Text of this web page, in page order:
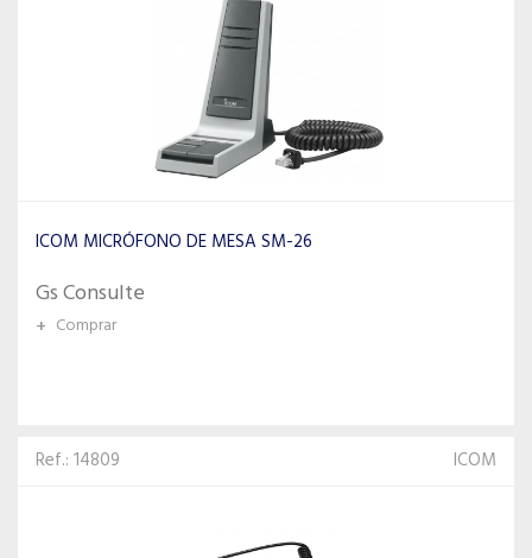
ICOM MICRÓFONO DE MESA SM-26
Gs Consulte
+ Comprar
Ref.: 14809 ICOM